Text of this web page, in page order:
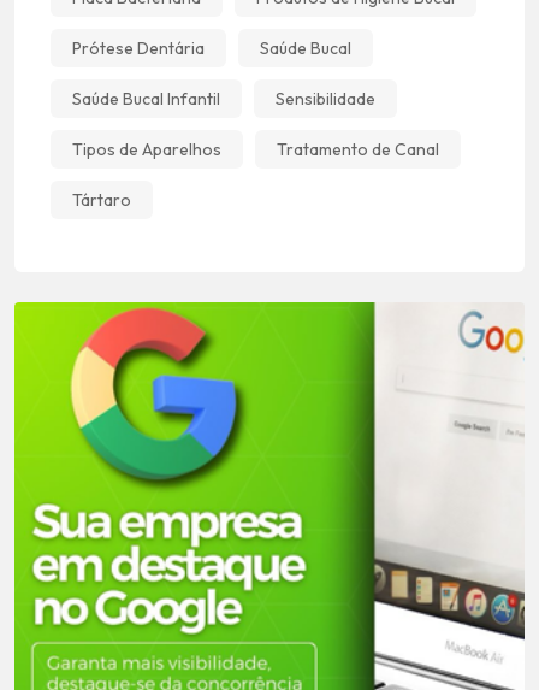
Prótese Dentária Saúde Bucal
Saúde Bucal Infantil Sensibilidade
Tipos de Aparelhos Tratamento de Canal
Tártaro